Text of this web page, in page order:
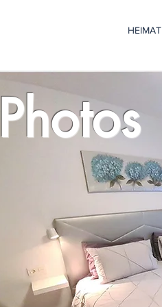
HEIMAT
Photos